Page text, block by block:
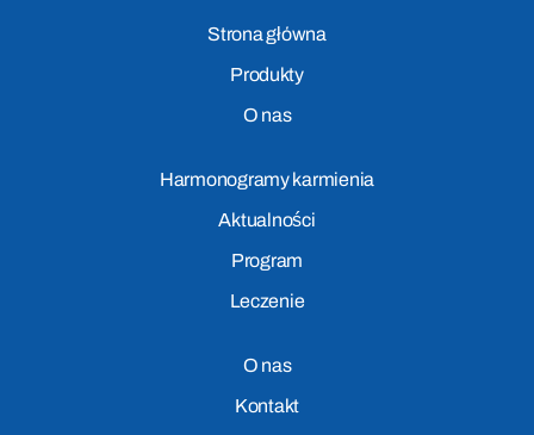
Strona główna
Produkty
O nas
Harmonogramy karmienia
Aktualności
Program
Leczenie
O nas
Kontakt